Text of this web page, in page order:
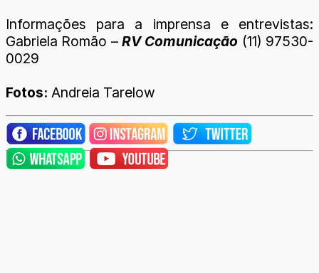
Informações para a imprensa e entrevistas:
Gabriela Romão – RV Comunicação (11) 97530-
0029
Fotos: Andreia Tarelow